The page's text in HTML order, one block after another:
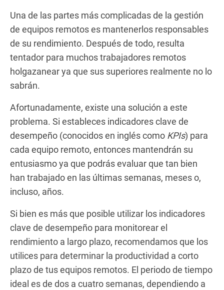
Una de las partes más complicadas de la gestión
de equipos remotos es mantenerlos responsables
de su rendimiento. Después de todo, resulta
tentador para muchos trabajadores remotos
holgazanear ya que sus superiores realmente no lo
sabrán.
Afortunadamente, existe una solución a este
problema. Si estableces indicadores clave de
desempeño (conocidos en inglés como KPIs) para
cada equipo remoto, entonces mantendrán su
entusiasmo ya que podrás evaluar que tan bien
han trabajado en las últimas semanas, meses o,
incluso, años.
Si bien es más que posible utilizar los indicadores
clave de desempeño para monitorear el
rendimiento a largo plazo, recomendamos que los
utilices para determinar la productividad a corto
plazo de tus equipos remotos. El periodo de tiempo
ideal es de dos a cuatro semanas, dependiendo a